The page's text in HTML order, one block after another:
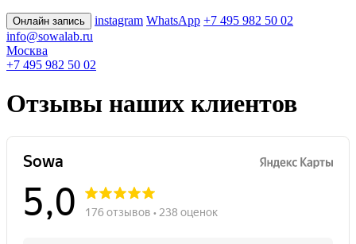
Онлайн запись instagram WhatsApp +7 495 982 50 02
info@sowalab.ru
Москва
+7 495 982 50 02
Отзывы наших клиентов